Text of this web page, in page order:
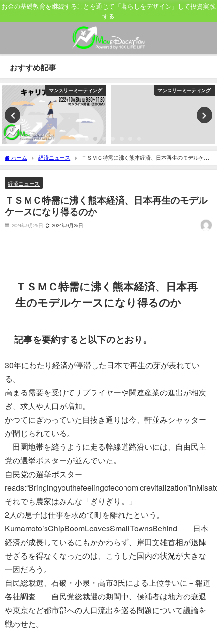
お金の基礎教育を継続することを通じて「暮らしをデザイン」して投資実践
する
おすすめ記事
マンスリーミーティング マンスリーミーティング
ホーム 経済ニュース
ＴＳＭＣ特需に沸く熊本経済、日本再生のモデルケー
スになり得るのか
経済ニュース
ＴＳＭＣ特需に沸く熊本経済、日本再生のモデル
ケースになり得るのか
2024年9月25日 2024年9月25日
ＴＳＭＣ特需に沸く熊本経済、日本再
生のモデルケースになり得るのか
記事を要約すると以下のとおり。
30年にわたり経済が停滞した日本で再生の芽が表れてい
る。
高まる需要を受けてサプライヤーや関連産業の進出が相次
ぎ、求人や人口が増加。
かつてにぎわっていた目抜き通りは今、軒並みシャッター
が閉じられている。
田園地帯を縫うように走る幹線道路沿いには、自由民主
党の選挙ポスターが並んでいた。
自民党の選挙ポスター
それでも農家はみんな「ぎりぎり。」
2人の息子は仕事を求めて町を離れたという。
Kumamoto’sChipBoomLeavesSmallTownsBehind 日本
経済が成長しているにもかかわらず、岸田文雄首相が退陣
せざるを得なくなったのは、こうした国内の状況が大きな
一因だろう。
自民総裁選、石破・小泉・高市3氏による上位争いに－報道
各社調査 自民党総裁選の期間中、候補者は地方の衰退
や東京など都市部への人口流出を巡る問題について議論を
戦わせた。